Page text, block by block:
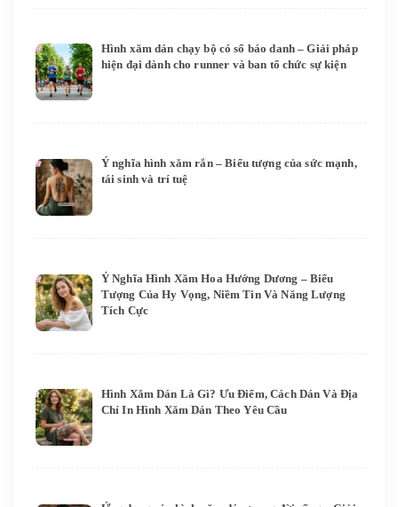
Hình xăm dán chạy bộ có số báo danh – Giải pháp
hiện đại dành cho runner và ban tổ chức sự kiện
Ý nghĩa hình xăm rắn – Biểu tượng của sức mạnh,
tái sinh và trí tuệ
Ý Nghĩa Hình Xăm Hoa Hướng Dương – Biểu
Tượng Của Hy Vọng, Niềm Tin Và Năng Lượng
Tích Cực
Hình Xăm Dán Là Gì? Ưu Điểm, Cách Dán Và Địa
Chỉ In Hình Xăm Dán Theo Yêu Cầu